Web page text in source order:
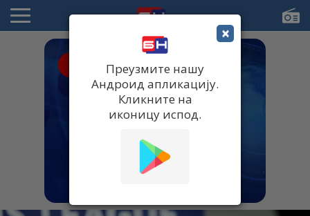
×
Преузмите нашу
Андроид апликацију.
Кликните на
иконицу испод.